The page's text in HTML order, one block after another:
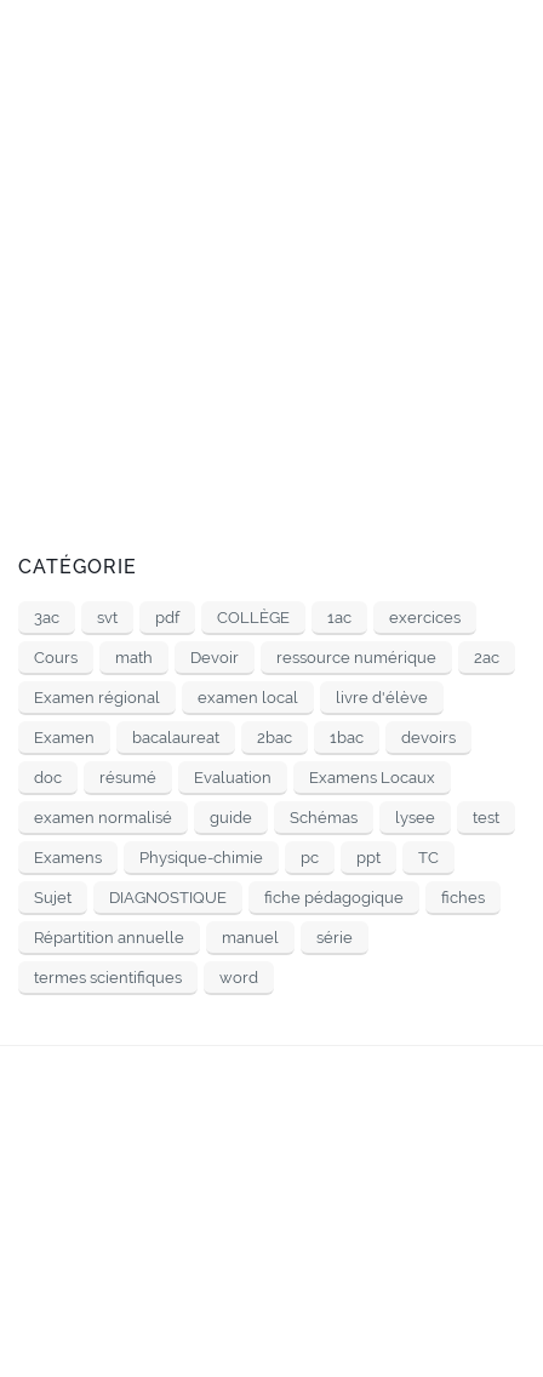
CATÉGORIE
3ac svt pdf COLLÈGE 1ac exercices
Cours math Devoir ressource numérique 2ac
Examen régional examen local livre d'élève
Examen bacalaureat 2bac 1bac devoirs
doc résumé Evaluation Examens Locaux
examen normalisé guide Schémas lysee test
Examens Physique-chimie pc ppt TC
Sujet DIAGNOSTIQUE fiche pédagogique fiches
Répartition annuelle manuel série
termes scientifiques word